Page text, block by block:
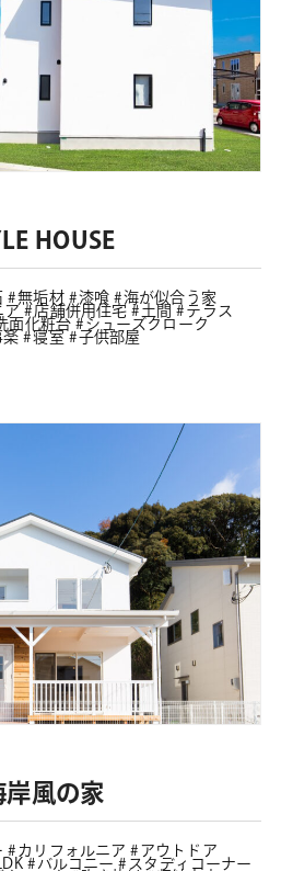
HOUSE
無垢材 漆喰
海が似合う家
ア 店舗併用住宅 土間
テラス
面化粧台
シューズクローク
楽 寝室 子供部屋
風の家
カリフォルニア
アウトドア
バルコニー
スタディコーナー